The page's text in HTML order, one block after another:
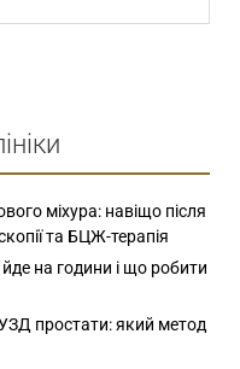
міхура: навіщо після
та БЦЖ-терапія
на години і що робити
простати: який метод